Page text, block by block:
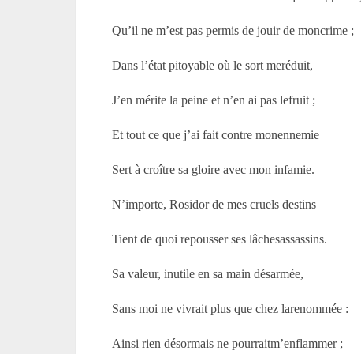
Qu’il ne m’est pas permis de jouir de moncrime ;
Dans l’état pitoyable où le sort meréduit,
J’en mérite la peine et n’en ai pas lefruit ;
Et tout ce que j’ai fait contre monennemie
Sert à croître sa gloire avec mon infamie.
N’importe, Rosidor de mes cruels destins
Tient de quoi repousser ses lâchesassassins.
Sa valeur, inutile en sa main désarmée,
Sans moi ne vivrait plus que chez larenommée :
Ainsi rien désormais ne pourraitm’enflammer ;